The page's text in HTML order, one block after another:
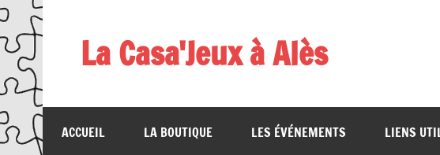
Skip
to
content
La Casa'Jeux à Alès
ACCUEIL LA BOUTIQUE LES ÉVÉNEMENTS LIENS